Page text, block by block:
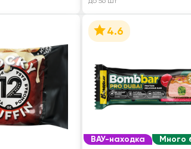
ВАУ-находка Много
4.6